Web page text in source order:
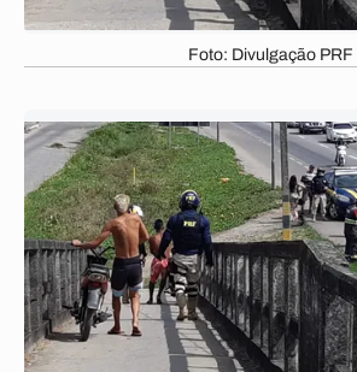
Foto: Divulgação PRF